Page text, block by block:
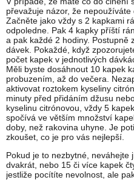
převažuje názor, že nepoužíváte
Začněte jako vždy s 2 kapkami
odpoledne. Pak 4 kapky příští
a pak každé 2 hodiny. Postupně
dávek. Pokaždé, když
počet kapek v jednotlivých
Měli byste dosáhnout 10 kapek
probuzením, až do večera.
aktivovat roztokem kyseliny
minuty před přidáním džusu
kyselinu citrónovou, vždy 5
spočívá ve větším množství
doby, než rakovina uhyne. Je
zkoušet, co je pro vás nejlepší.
Pokud je to nezbytné,
dvakrát, nebo 15 či více kapek
jestliže pocítíte nevolnost, ale